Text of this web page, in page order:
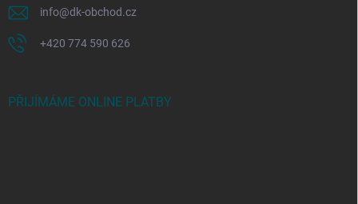
info@dk-obchod.cz
+420 774 590 626
PŘIJÍMÁME ONLINE PLATBY